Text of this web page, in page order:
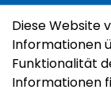
Kur nakšņot
Diese Website
Informationen
Funktionalität
Informationen